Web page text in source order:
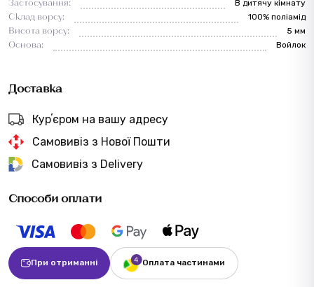
В дитячу кімнату
Склад ворсу:
100% поліамід
Висота ворсу:
5 мм
Основа:
Войлок
Доставка
Курʼєром на вашу адресу
Самовивіз з Нової Пошти
Самовивіз з Delivery
Способи оплати
При отриманні Оплата частинами